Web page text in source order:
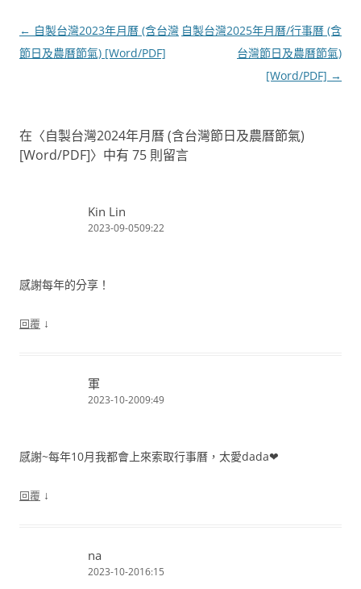
文
章
← 自製台灣2023年月曆 (含台灣
節日及農曆節氣) [Word/PDF]
自製台灣2025年月曆/行事曆 (含
台灣節日及農曆節氣)
[Word/PDF] →
在〈自製台灣2024年月曆 (含台灣節日及農曆節氣)
[Word/PDF]〉中有 75 則留言
Kin Lin
2023-09-0509:22
感謝每年的分享！
回覆 ↓
軍
2023-10-2009:49
感謝~每年10月我都會上來索取行事曆，太愛dada❤
回覆 ↓
na
2023-10-2016:15